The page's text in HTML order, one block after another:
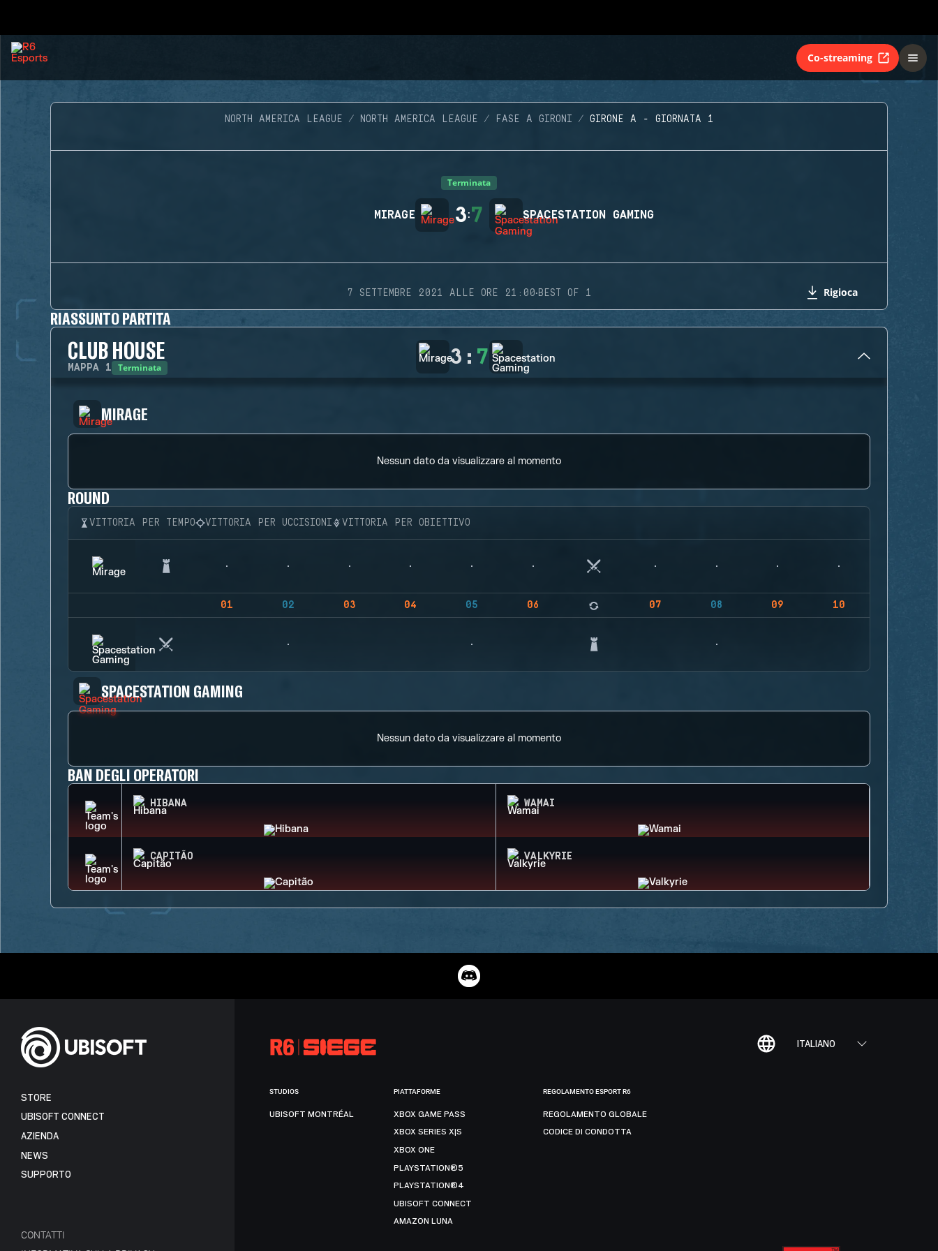
Co-streaming
NORTH AMERICA LEAGUE NORTH AMERICA LEAGUE FASE A GIRONI GIRONE A - GIORNATA 1
Terminata
MIRAGE 3:7 SPACESTATION GAMING
7 SETTEMBRE 2021 ALLE ORE 21:00·BEST OF 1 Rigioca
RIASSUNTO PARTITA
CLUB HOUSE
MAPPA 1 Terminata 3 : 7
MIRAGE
Nessun dato da visualizzare al momento
ROUND
VITTORIA PER TEMPO VITTORIA PER UCCISIONI VITTORIA PER OBIETTIVO
01 02 03 04 05 06 07 08 09 10
SPACESTATION GAMING
Nessun dato da visualizzare al momento
BAN DEGLI OPERATORI
HIBANA WAMAI
CAPITÃO VALKYRIE
ITALIANO
STORE
UBISOFT CONNECT
AZIENDA
NEWS
SUPPORTO
CONTATTI
STUDIOS
UBISOFT MONTRÉAL
PIATTAFORME
XBOX GAME PASS
XBOX SERIES X|S
XBOX ONE
PLAYSTATION®5
PLAYSTATION®4
UBISOFT CONNECT
AMAZON LUNA
REGOLAMENTO ESPORT R6
REGOLAMENTO GLOBALE
CODICE DI CONDOTTA